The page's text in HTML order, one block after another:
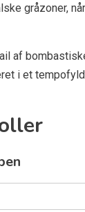
gråzoner,
af
i et